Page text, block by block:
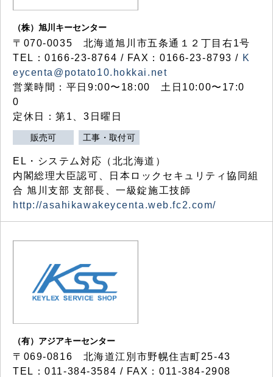
（株）旭川キーセンター
〒070-0035 北海道旭川市五条通１２丁目右1号
TEL：0166-23-8764 / FAX：0166-23-8793 / K
eycenta@potato10.hokkai.net
営業時間：平日9:00〜18:00 土日10:00〜17:0
0
定休日：第1、3日曜日
販売可 工事・取付可
EL・システム対応（北北海道）
内閣総理大臣認可、日本ロックセキュリティ協同組
合 旭川支部 支部長、一級錠施工技師
http://asahikawakeycenta.web.fc2.com/
（有）アジアキーセンター
〒069-0816 北海道江別市野幌住吉町25-43
TEL：011-384-3584 / FAX：011-384-2908